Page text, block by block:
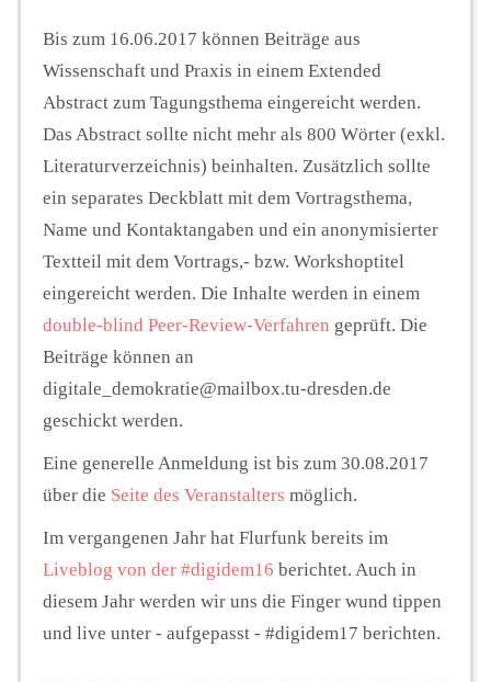
Bis zum 16.06.2017 können Beiträge aus
Wissenschaft und Praxis in einem Extended
Abstract zum Tagungsthema eingereicht werden.
Das Abstract sollte nicht mehr als 800 Wörter (exkl.
Literaturverzeichnis) beinhalten. Zusätzlich sollte
ein separates Deckblatt mit dem Vortragsthema,
Name und Kontaktangaben und ein anonymisierter
Textteil mit dem Vortrags,- bzw. Workshoptitel
eingereicht werden. Die Inhalte werden in einem
double-blind Peer-Review-Verfahren geprüft. Die
Beiträge können an
digitale_demokratie@mailbox.tu-dresden.de
geschickt werden.
Eine generelle Anmeldung ist bis zum 30.08.2017
über die Seite des Veranstalters möglich.
Im vergangenen Jahr hat Flurfunk bereits im
Liveblog von der #digidem16 berichtet. Auch in
diesem Jahr werden wir uns die Finger wund tippen
und live unter - aufgepasst - #digidem17 berichten.